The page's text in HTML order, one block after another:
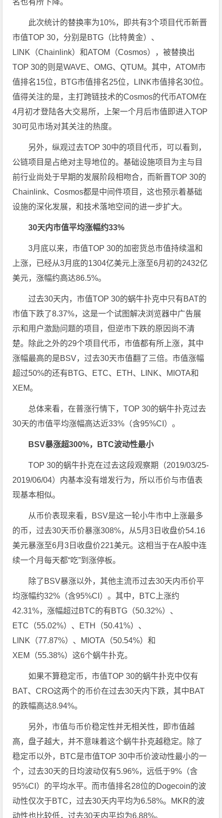
名也有所下降。
此次统计的替换率为10%，即共有3个项目代币新晋
市值TOP 30，分别是BTG（比特黄金）、
LINK（Chainlink）和ATOM（Cosmos），被替换出
TOP 30的则是WAVE、OMG、QTUM。其中，ATOM市
值排名15位，BTG市值排名25位，LINK市值排名30位。
值得关注的是，主打跨链技术的Cosmos的代币ATOM在
4月初才登陆各大交易所，上架一个月后市值即进入TOP
30可见市场对其关注的热度。
另外，纵观过去TOP 30中的项目代币，可以看到，
公链项目是占绝对主导地位的。基础设施项目为主与目
前行业尚处于早期的发展阶段相吻合，而新晋TOP 30的
Chainlink、Cosmos都是中间件项目，这也预示着基础
设施的深化发展，和技术落地空间的进一步扩大。
30天内市值平均涨幅约33%
3月底以来，市值TOP 30的加密货总市值持续温和
上涨，已经从3月底的1304亿美元上涨至6月初的2432亿
美元，涨幅约高达86.5%。
过去30天内，市值TOP 30的蜗牛扑克中只有BAT的
市值下跌了8.37%，这是一个试图解决浏览器中广告展
示和用户激励问题的项目，但逆市下跌的原因尚不清
楚。除此之外的29个项目代币，市值都有所上涨，其中
涨幅最高的是BSV，过去30天市值翻了三倍。市值涨幅
超过50%的还有BTG、ETC、ETH、LINK、MIOTA和
XEM。
总体来看，在普涨行情下，TOP 30的蜗牛扑克过去
30天的市值平均涨幅高达近33%（含95%CI）。
BSV暴涨超300%，BTC波动性最小
TOP 30的蜗牛扑克在过去这段观察期（2019/03/25-
2019/06/04）内基本没有增发行为，所以币价与市值表
现基本相似。
从币价表现来看，BSV是这一轮小牛市中上涨最多
的币，过去30天币价暴涨308%，从5月3日收盘价54.16
美元暴涨至6月3日收盘价221美元。这相当于在A股中连
续一个月每天都“吃”到涨停板。
除了BSV暴涨以外，其他主流币过去30天内币价平
均涨幅约32%（含95%CI）。其中，BTC上涨约
42.31%，涨幅超过BTC的有BTG（50.32%）、
ETC（55.02%）、ETH（50.41%）、
LINK（77.87%）、MIOTA（50.54%）和
XEM（55.38%）这6个蜗牛扑克。
如果不算稳定币，市值TOP 30的蜗牛扑克中仅有
BAT、CRO这两个的币价在过去30天内下跌，其中BAT
的跌幅高达8.94%。
另外，市值与币价稳定性并无相关性，即市值越
高，盘子越大，并不意味着这个蜗牛扑克越稳定。除了
稳定币以外，BTC是市值TOP 30中币价波动性最小的一
个，过去30天的日均波动仅有5.96%，远低于9%（含
95%CI）的平均水平。而市值排名28位的Dogecoin的波
动性仅次于BTC，过去30天内平均为6.58%。MKR的波
动性也比较低，过去30天内平均为6.88%。